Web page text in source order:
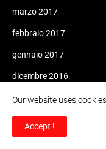
marzo 2017
febbraio 2017
gennaio 2017
dicembre 2016
novembre 2016
ottobre 2016
Our website uses
Accept !